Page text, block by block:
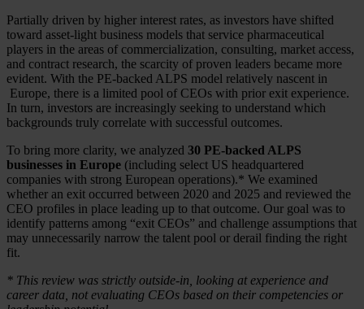
Partially driven by higher interest rates, as investors have shifted
toward asset-light business models that service pharmaceutical
players in the areas of commercialization, consulting, market access,
and contract research, the scarcity of proven leaders became more
evident. With the PE-backed ALPS model relatively nascent in
Europe, there is a limited pool of CEOs with prior exit experience.
In turn, investors are increasingly seeking to understand which
backgrounds truly correlate with successful outcomes.
To bring more clarity, we analyzed 30 PE-backed ALPS
businesses in Europe (including select US headquartered
companies with strong European operations).* We examined
whether an exit occurred between 2020 and 2025 and reviewed the
CEO profiles in place leading up to that outcome. Our goal was to
identify patterns among “exit CEOs” and challenge assumptions that
may unnecessarily narrow the talent pool or derail finding the right
fit.
* This review was strictly outside-in, looking at experience and
career data, not evaluating CEOs based on their competencies or